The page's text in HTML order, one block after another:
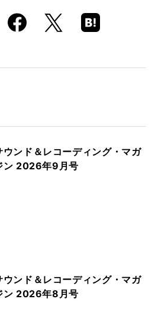
k
X
Hatena
Boo
ウンド＆レコーディング・マガ
ン 2026年9月号
ウンド＆レコーディング・マガ
ン 2026年8月号